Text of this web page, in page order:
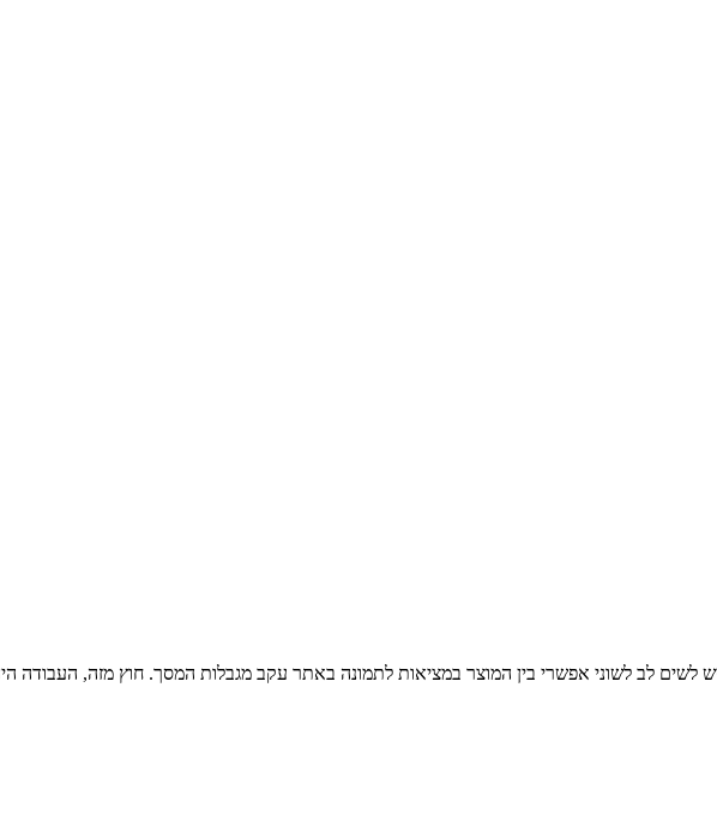
לשים לב לשוני אפשרי בין המוצר במציאות לתמונה באתר עקב מגבלות המסך. חוץ מזה, העבודה